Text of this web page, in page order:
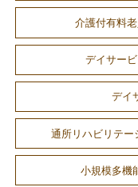
介護付有料
デイサー
デイ
通所リハビリテ
小規模多機